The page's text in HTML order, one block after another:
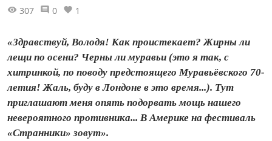
307 0 1
«Здравствуй, Володя! Как проистекает? Жирны ли
лещи по осени? Черны ли муравьи (это я так, с
хитринкой, по поводу предстоящего Муравьёвского 70-
летия! Жаль, буду в Лондоне в это время...). Тут
приглашают меня опять подорвать мощь нашего
невероятного противника... В Америке на фестиваль
«Странники» зовут».